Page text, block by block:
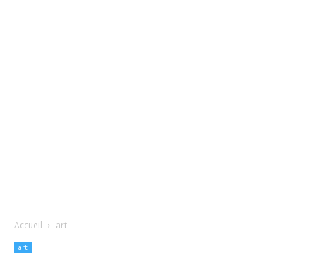
Accueil art
art